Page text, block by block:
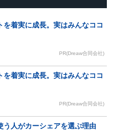
を着実に成長。実はみんなココ
PR(Dreaw合同会社)
を着実に成長。実はみんなココ
PR(Dreaw合同会社)
う人がカーシェアを選ぶ理由